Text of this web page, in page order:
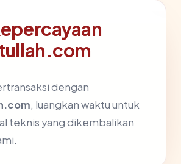
dengan
, luangkan waktu untuk
teknis yang dikembalikan